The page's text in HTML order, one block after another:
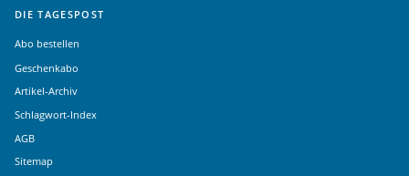
DIE TAGESPOST
Abo bestellen
Geschenkabo
Artikel-Archiv
Schlagwort-Index
AGB
Sitemap